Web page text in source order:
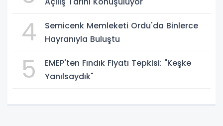
4
Semicenk Memleketi Ordu'da Binlerce
Hayranıyla Buluştu
5
EMEP'ten Fındık Fiyatı Tepkisi: "Keşke
Yanılsaydık"